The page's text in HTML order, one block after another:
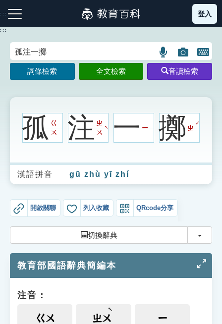
到
主
:::
注音索引圖示 筆畫索引圖示 部首索引表圖示
生字詞彙表
成語故事
索引選單
單字索引
遊戲專區
登入
:::
語
言
搜
示
圖
片
搜
示
開
鍵
圖
詞條檢索 全文檢索 音讀檢索
孤ㄍ
ㄨ
注ㄓ
ㄨ
ˋ 一ㄧ 擲ㄓ
ˊ
漢語拼音 gū zhù yī zhí
開啟關聯 列入收藏 QRcode分享
切換辭典 切換
教育部國語辭典簡編本
注音：
ㄍㄨ ㄓㄨ ㄧ